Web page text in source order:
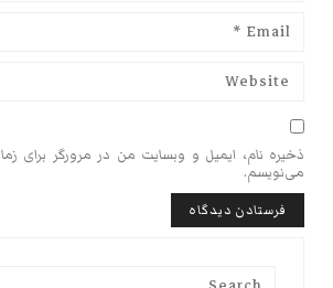
ذخیره نام، ایمیل و وبسایت من در مرورگر برای
می‌نویسم.